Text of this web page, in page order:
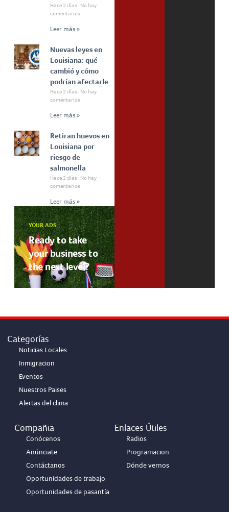
Hace 2 días
No hay
comentarios
Leer más »
Nuevas leyes en
Louisiana: qué
cambió y cómo
podrían afectarle
Hace 2 días
No hay
comentarios
Leer más »
Retiran huevos en
Louisiana por
riesgo de
salmonella
Hace 2 días
No hay
comentarios
Leer más »
YOUR ADS
Ready to take
your business to
the next level?
Categorías
Noticias Locales
Inmigracion
Eventos
Nuestros Paises
Alertas del clima
Compañia
Conócenos
Anúnciate
Contáctanos
Oportunidades de trabajo
Oportunidades de pasantía
Enlaces Útiles
Radios
Programacion
Dónde vernos